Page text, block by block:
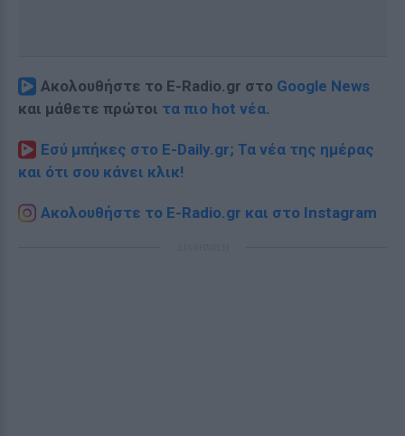
Ακολουθήστε το E-Radio.gr στο Google News
και μάθετε πρώτοι τα πιο hot νέα.
Εσύ μπήκες στο E-Daily.gr; Τα νέα της ημέρας
και ότι σου κάνει κλικ!
Ακολουθήστε το E-Radio.gr και στο Instagram